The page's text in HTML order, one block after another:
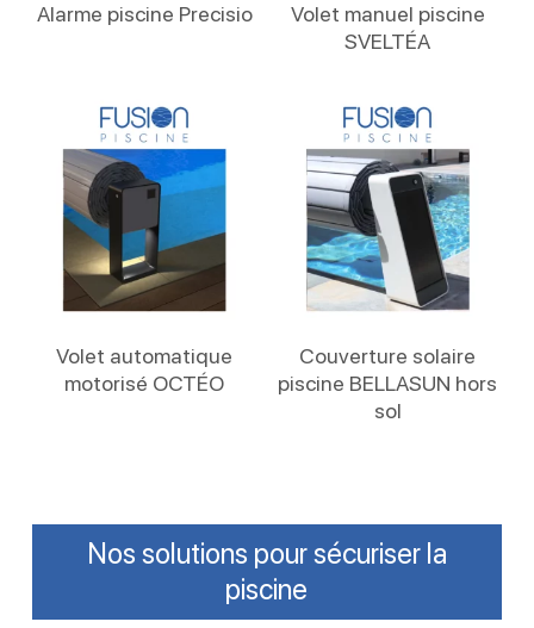
Alarme piscine Precisio
Volet manuel piscine
SVELTÉA
Volet automatique
motorisé OCTÉO
Couverture solaire
piscine BELLASUN hors
sol
Nos solutions pour sécuriser la
piscine